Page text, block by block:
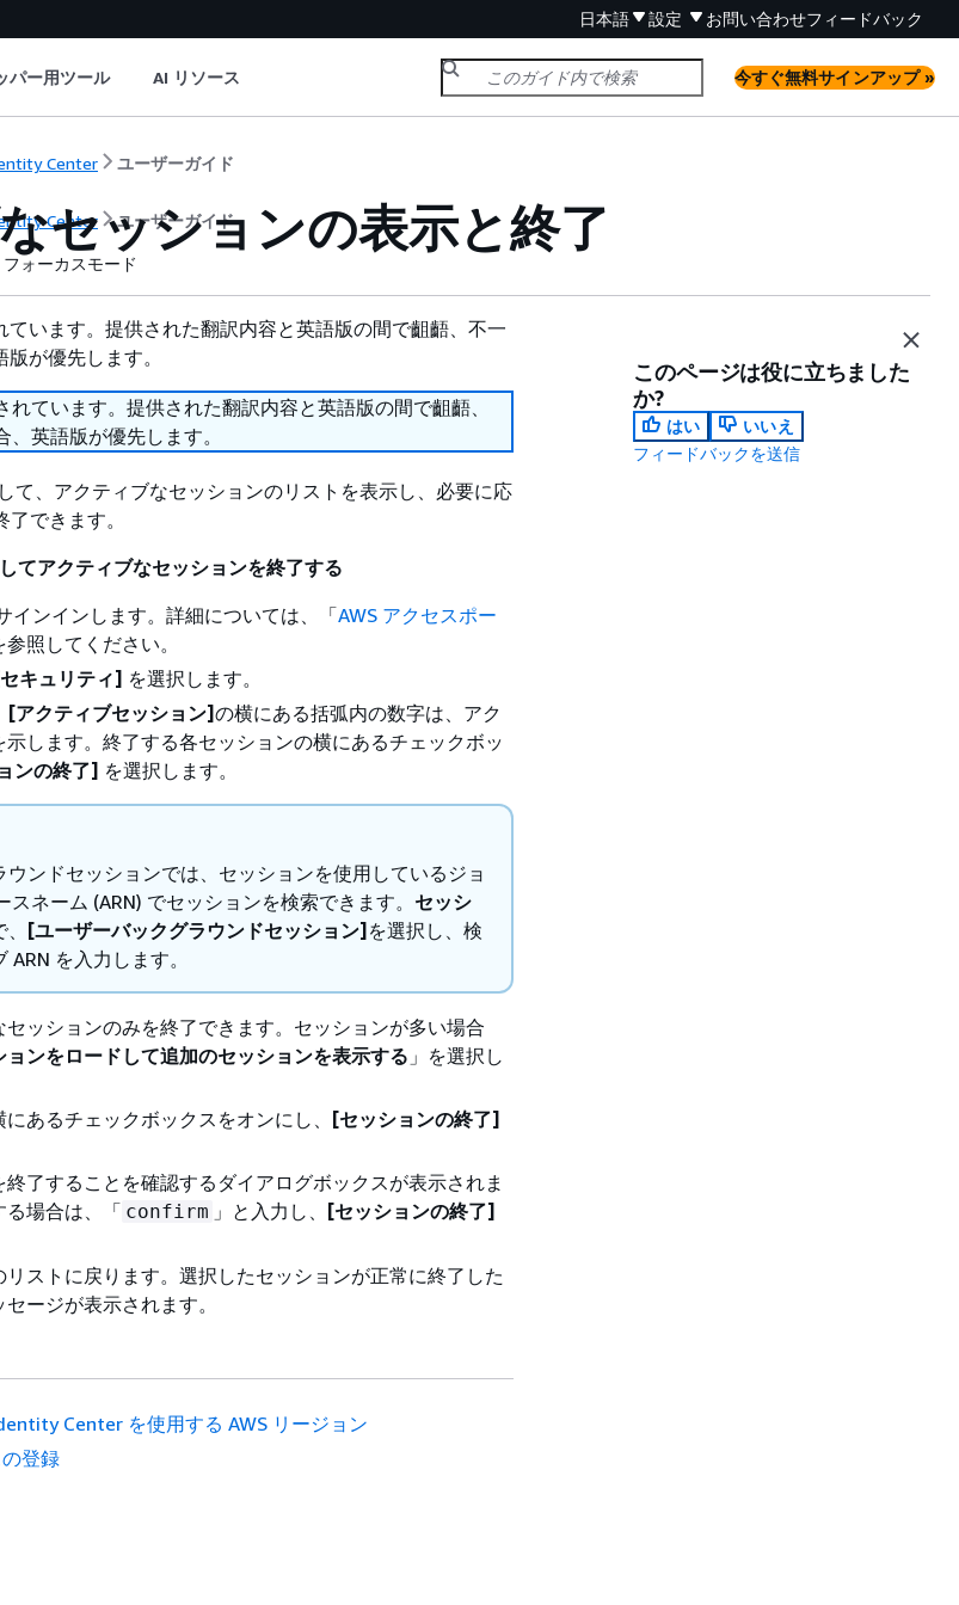
日本語 設定 お問い合わせフィードバック
パー用ツール AI リソース 今すぐ無料サインアップ »
Center ユーザーガイド
Center ユーザーガイド
セッションの表示と終了
フォーカスモード
います。提供された翻訳内容と英語版の間で齟齬、不一
が優先します。
ています。提供された翻訳内容と英語版の間で齟齬、
英語版が優先します。
て、アクティブなセッションのリストを表示し、必要に応
できます。
てアクティブなセッションを終了する
インインします。詳細については、「AWS アクセスポー
参照してください。
キュリティ] を選択します。
[アクティブセッション] の横にある括弧内の数字は、アク
します。終了する各セッションの横にあるチェックボッ
ンの終了] を選択します。
ンドセッションでは、セッションを使用しているジョ
スネーム (ARN) でセッションを検索できます。 セッシ
[ユーザーバックグラウンドセッション] を選択し、検
を入力します。
ッションのみを終了できます。セッションが多い場合
ンをロードして追加のセッションを表示する 」を選択し
あるチェックボックスをオンにし、
[セッションの終了]
了することを確認するダイアログボックスが表示されま
場合は、「 confirm 」と入力し、
[セッションの終了]
ストに戻ります。選択したセッションが正常に終了した
ージが表示されます。
このページは役に立ちました
か?
はい
いいえ
フィードバックを送信
Center を使用する AWS リージョン
登録